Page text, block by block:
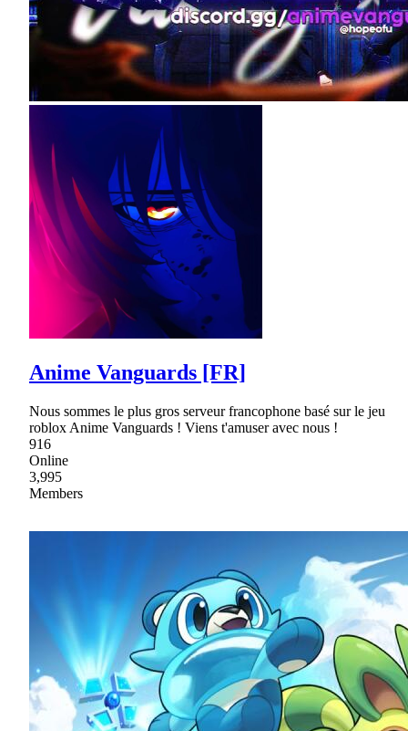
Anime Vanguards [FR]
Nous sommes le plus gros serveur francophone basé sur le jeu
roblox Anime Vanguards ! Viens t'amuser avec nous !
916
Online
3,995
Members